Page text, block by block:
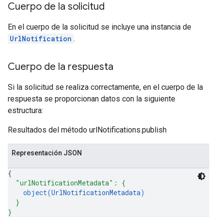
Cuerpo de la solicitud
En el cuerpo de la solicitud se incluye una instancia de
UrlNotification .
Cuerpo de la respuesta
Si la solicitud se realiza correctamente, en el cuerpo de la
respuesta se proporcionan datos con la siguiente
estructura:
Resultados del método urlNotifications.publish
Representación JSON
{
"urlNotificationMetadata" : {
object(UrlNotificationMetadata)
}
}